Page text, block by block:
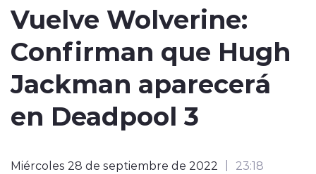
Regiones al Aire
Vuelve Wolverine:
Confirman que Hugh
Jackman aparecerá
en Deadpool 3
Miércoles 28 de septiembre de 2022 23:18